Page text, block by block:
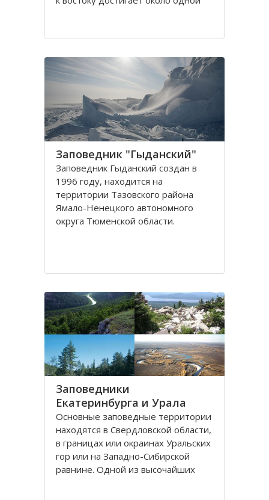
точнее на восточный склон горы, и
Длина которой
Заповедник "Гыданский"
Заповедник Гыданский создан в
1996 году, находится на
территории Тазовского района
Ямало-Ненецкого автономного
округа Тюменской области.
согласование имеющихся
Первое выдвинуто в 1984 году о
создании Ямало
Заповедники
Екатеринбурга и Урала
Основные заповедные территории
находятся в Свердловской области,
в границах или окраинах Уральских
гор или на Западно-Сибирской
равнине. Одной из высочайших